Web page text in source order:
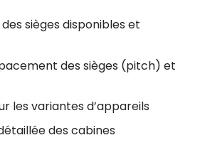
sièges disponibles et
des sièges (pitch) et
les variantes d’appareils
des cabines